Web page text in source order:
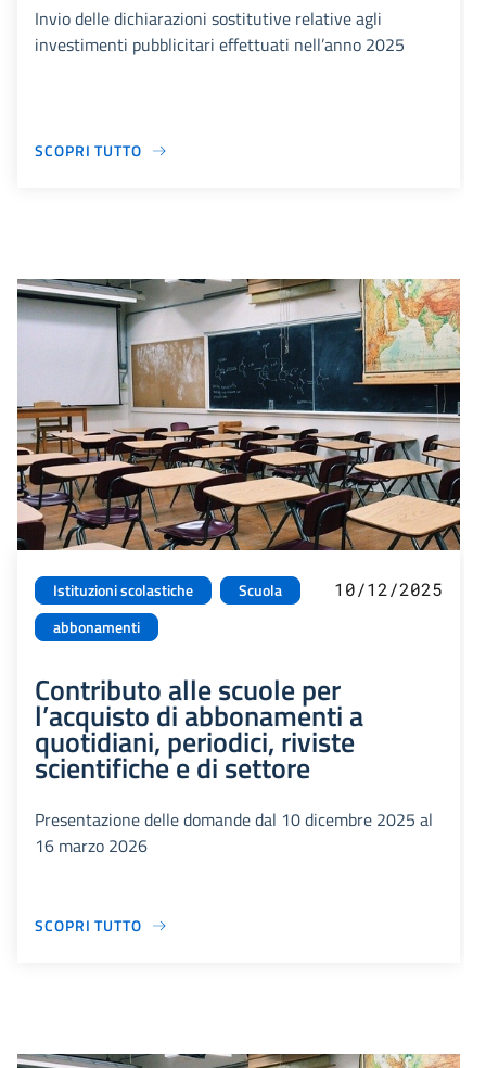
Invio delle dichiarazioni sostitutive relative agli
investimenti pubblicitari effettuati nell’anno 2025
SCOPRI TUTTO
Istituzioni scolastiche
Scuola
abbonamenti
10/12/2025
Contributo alle scuole per
l’acquisto di abbonamenti a
quotidiani, periodici, riviste
scientifiche e di settore
Presentazione delle domande dal 10 dicembre 2025 al
16 marzo 2026
SCOPRI TUTTO